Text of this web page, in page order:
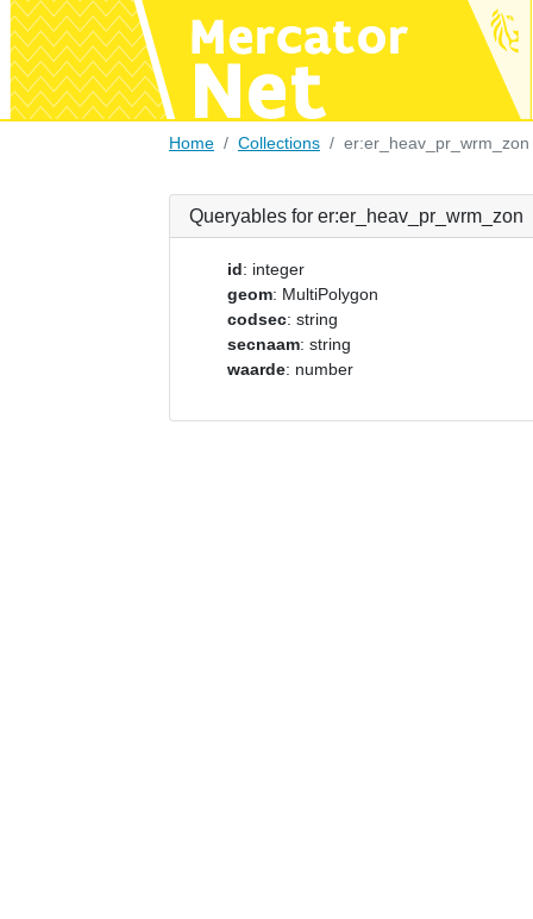
Home Collections er:er_heav_pr_wrm_zon
Queryables for er:er_heav_pr_wrm_zon
id: integer
geom: MultiPolygon
codsec: string
secnaam: string
waarde: number